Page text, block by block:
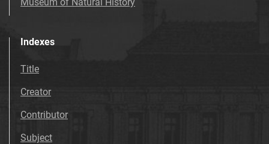
Indexes
Title
Creator
Contributor
Subject